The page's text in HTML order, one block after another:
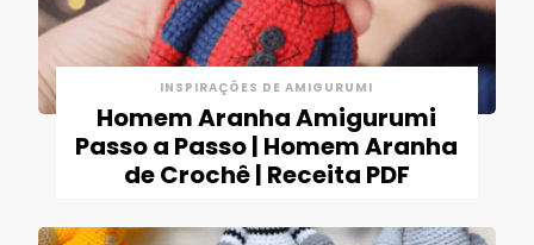
INSPIRAÇÕES DE AMIGURUMI
Homem Aranha Amigurumi
Passo a Passo | Homem Aranha
de Crochê | Receita PDF